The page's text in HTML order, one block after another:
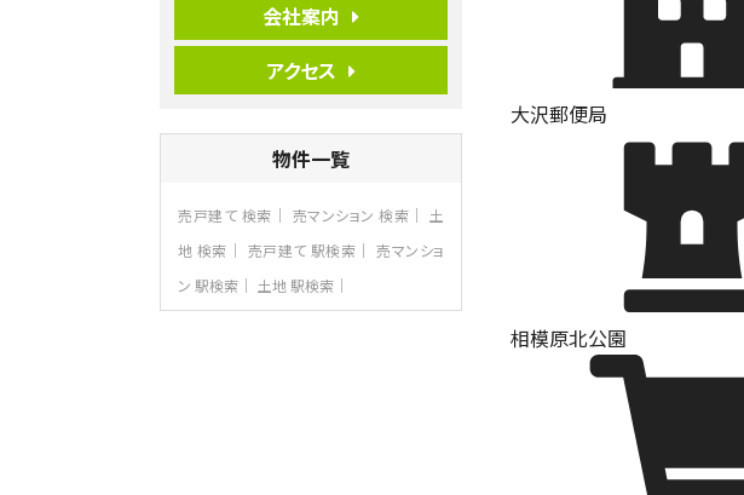
第7位
3,680万円
4ＳＬＤＫ
バ15分・歩1分
リビングダイニング部分の床暖房完備 車
第8位
3,990万円
古淵駅
バ12分・歩4分
会社案内
アクセス
物件一覧
売戸建て 検索 売マンション 検索
土
地 検索
売戸建て 駅検索
売マンショ
ン 駅検索
土地 駅検索
大沢郵便局
相模原北公園